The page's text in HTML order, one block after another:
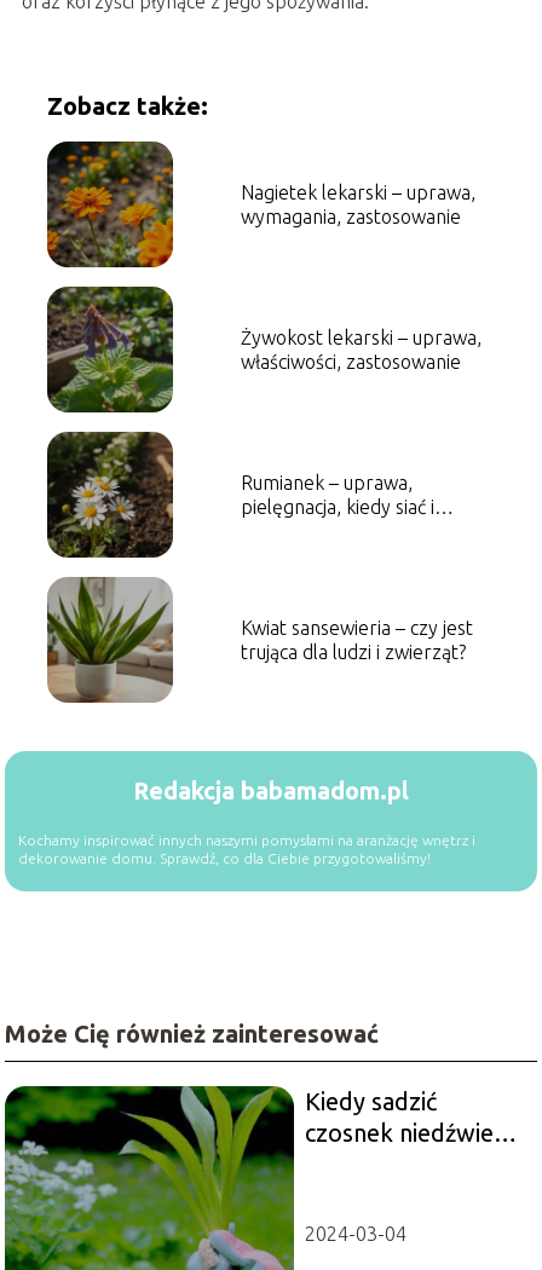
Zobacz także:
Nagietek lekarski – uprawa,
wymagania, zastosowanie
Żywokost lekarski – uprawa,
właściwości, zastosowanie
Rumianek – uprawa,
pielęgnacja, kiedy siać i
Kwiat sansewieria – czy jest
trująca dla ludzi i zwierząt?
Redakcja babamadom.pl
Kochamy inspirować innych naszymi pomysłami na aranżację wnętrz i
dekorowanie domu. Sprawdź, co dla Ciebie przygotowaliśmy!
Może Cię również zainteresować
Kiedy sadzić
czosnek niedźwiedzi
2024-03-04